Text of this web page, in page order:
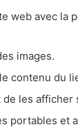
web avec la
images.
contenu du
les afficher
portables et